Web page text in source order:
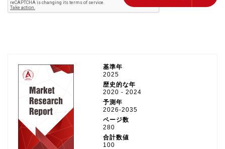
基準年
2025
歴史的な年
2020 - 2024
予測年
2026-2035
ページ数
280
合計数値
100